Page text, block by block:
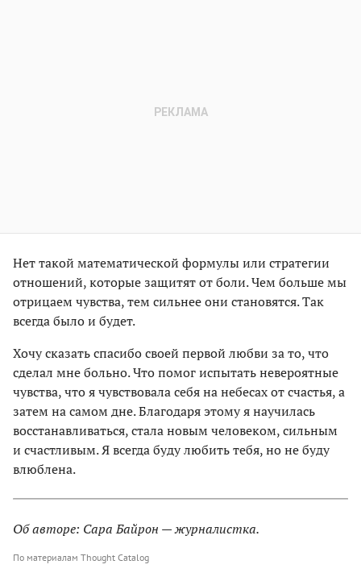
Нет такой математической формулы или стратегии
отношений, которые защитят от боли. Чем больше мы
отрицаем чувства, тем сильнее они становятся. Так
всегда было и будет.
Хочу сказать спасибо своей первой любви за то, что
сделал мне больно. Что помог испытать невероятные
чувства, что я чувствовала себя на небесах от счастья, а
затем на самом дне. Благодаря этому я научилась
восстанавливаться, стала новым человеком, сильным
и счастливым. Я всегда буду любить тебя, но не буду
влюблена.
Об авторе: Сара Байрон — журналистка.
По материалам Thought Catalog